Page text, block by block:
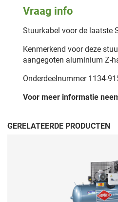
Vraag info
Stuurkabel voor de laatste
Kenmerkend voor deze
aangegoten aluminium Z-
Onderdeelnummer 1134-
Voor meer informatie
GERELATEERDE PRODUCTEN